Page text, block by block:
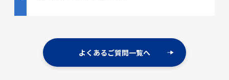
よくあるご質問一覧へ